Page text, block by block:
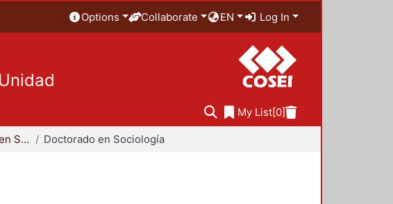
Options Collaborate EN Log In
My List[0]
Maestría y Doctorado en Sociología Doctorado en Sociología